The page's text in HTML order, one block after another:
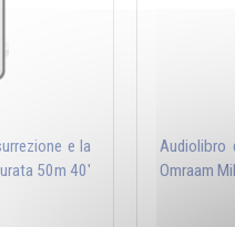
e la
50m 40'
Audiolibro
Omraam